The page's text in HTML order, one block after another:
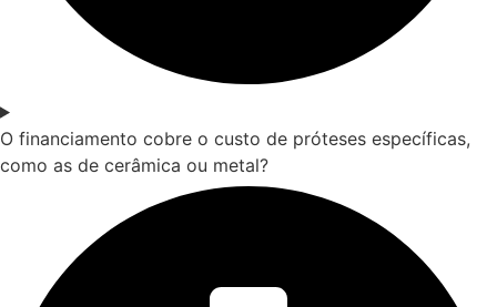
O financiamento cobre o custo de próteses específicas,
como as de cerâmica ou metal?